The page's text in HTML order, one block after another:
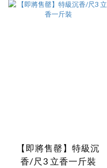
【即將售罄】特級沉
香/尺3 立香一斤裝